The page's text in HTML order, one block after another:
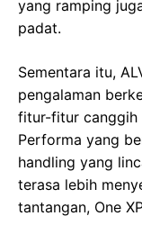
yang ramping
padat.
Sementara itu,
pengalaman
fitur-fitur canggih
Performa yang
handling yang
terasa lebih
tantangan, One